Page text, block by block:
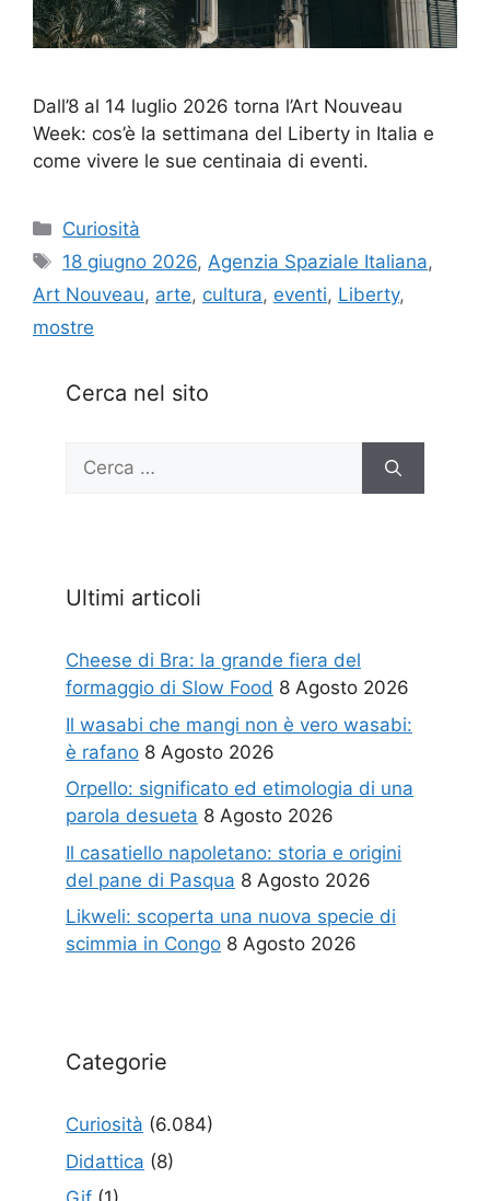
Dall’8 al 14 luglio 2026 torna l’Art Nouveau
Week: cos’è la settimana del Liberty in Italia e
come vivere le sue centinaia di eventi.
Categorie
Curiosità
Tag
18 giugno 2026,Agenzia Spaziale Italiana,
Art Nouveau, arte, cultura, eventi, Liberty,
mostre
Cerca nel sito
Ricerca
Ultimi articoli
Cheese di Bra: la grande fiera del
formaggio di Slow Food 8 Agosto 2026
Il wasabi che mangi non è vero wasabi:
è rafano 8 Agosto 2026
Orpello: significato ed etimologia di una
parola desueta 8 Agosto 2026
Il casatiello napoletano: storia e origini
del pane di Pasqua 8 Agosto 2026
Likweli: scoperta una nuova specie di
scimmia in Congo 8 Agosto 2026
Categorie
Curiosità (6.084)
Didattica (8)